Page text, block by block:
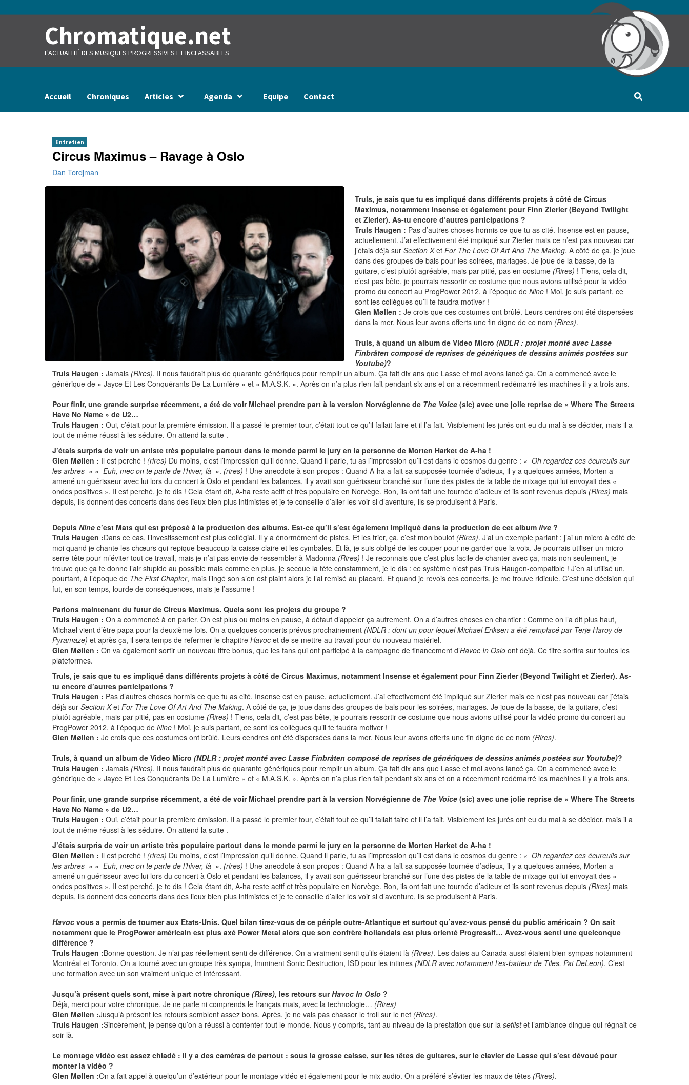
to
Chromatique.net
L'ACTUALITÉ DES MUSIQUES PROGRESSIVES ET INCLASSABLES
Accueil Chroniques Articles Agenda Equipe Contact
Entretien
Circus Maximus – Ravage à Oslo
Dan Tordjman
Truls, je sais que tu es impliqué dans différents projets à côté de Circus
Maximus, notamment Insense et également pour Finn Zierler (Beyond Twilight
et Zierler). As-tu encore d’autres participations ?
Truls Haugen : Pas d’autres choses hormis ce que tu as cité. Insense est en pause,
actuellement. J’ai effectivement été impliqué sur Zierler mais ce n’est pas nouveau car
j’étais déjà sur Section Xet For The Love Of Art And The Making. A côté de ça, je joue
dans des groupes de bals pour les soirées, mariages. Je joue de la basse, de la
guitare, c’est plutôt agréable, mais par pitié, pas en costume (Rires) ! Tiens, cela dit,
c’est pas bête, je pourrais ressortir ce costume que nous avions utilisé pour la vidéo
promo du concert au ProgPower 2012, à l’époque de Nine ! Moi, je suis partant, ce
sont les collègues qu’il te faudra motiver !
Glen Møllen : Je crois que ces costumes ont brûlé. Leurs cendres ont été dispersées
dans la mer. Nous leur avons offerts une fin digne de ce nom (Rires).
Truls, à quand un album de Video Micro (NDLR : projet monté avec Lasse
Finbråten composé de reprises de génériques de dessins animés postées sur
Youtube)?
Truls Haugen : Jamais (Rires). Il nous faudrait plus de quarante génériques pour remplir un album. Ça fait dix ans que Lasse et moi avons lancé ça. On a commencé avec le
générique de « Jayce Et Les Conquérants De La Lumière » et « M.A.S.K. ». Après on n’a plus rien fait pendant six ans et on a récemment redémarré les machines il y a trois ans.
Pour finir, une grande surprise récemment, a été de voir Michael prendre part à la version Norvégienne de The Voice (sic) avec une jolie reprise de « Where The Streets
Have No Name » de U2…
Truls Haugen : Oui, c’était pour la première émission. Il a passé le premier tour, c’était tout ce qu’il fallait faire et il l’a fait. Visiblement les jurés ont eu du mal à se décider, mais il a
tout de même réussi à les séduire. On attend la suite .
J’étais surpris de voir un artiste très populaire partout dans le monde parmi le jury en la personne de Morten Harket de A-ha !
Glen Møllen : Il est perché ! (rires) Du moins, c’est l’impression qu’il donne. Quand il parle, tu as l’impression qu’il est dans le cosmos du genre : « Oh regardez ces écureuils sur
les arbres » « Euh, mec on te parle de l’hiver, là ». (rires) ! Une anecdote à son propos : Quand A-ha a fait sa supposée tournée d’adieux, il y a quelques années, Morten a
amené un guérisseur avec lui lors du concert à Oslo et pendant les balances, il y avait son guérisseur branché sur l’une des pistes de la table de mixage qui lui envoyait des «
ondes positives ». Il est perché, je te dis ! Cela étant dit, A-ha reste actif et très populaire en Norvège. Bon, ils ont fait une tournée d’adieux et ils sont revenus depuis (Rires) mais
depuis, ils donnent des concerts dans des lieux bien plus intimistes et je te conseille d’aller les voir si d’aventure, ils se produisent à Paris.
Depuis Nine c’est Mats qui est préposé à la production des albums. Est-ce qu’il s’est également impliqué dans la production de cet album live ?
Truls Haugen :Dans ce cas, l’investissement est plus collégial. Il y a énormément de pistes. Et les trier, ça, c’est mon boulot (Rires). J’ai un exemple parlant : j’ai un micro à côté de
moi quand je chante les chœurs qui repique beaucoup la caisse claire et les cymbales. Et là, je suis obligé de les couper pour ne garder que la voix. Je pourrais utiliser un micro
serre-tête pour m’éviter tout ce travail, mais je n’ai pas envie de ressembler à Madonna (Rires) ! Je reconnais que c’est plus facile de chanter avec ça, mais non seulement, je
trouve que ça te donne l’air stupide au possible mais comme en plus, je secoue la tête constamment, je le dis : ce système n’est pas Truls Haugen-compatible ! J’en ai utilisé un,
pourtant, à l’époque de The First Chapter, mais l’ingé son s’en est plaint alors je l’ai remisé au placard. Et quand je revois ces concerts, je me trouve ridicule. C’est une décision qui
fut, en son temps, lourde de conséquences, mais je l’assume !
Parlons maintenant du futur de Circus Maximus. Quels sont les projets du groupe ?
Truls Haugen : On a commencé à en parler. On est plus ou moins en pause, à défaut d’appeler ça autrement. On a d’autres choses en chantier : Comme on l’a dit plus haut,
Michael vient d’être papa pour la deuxième fois. On a quelques concerts prévus prochainement (NDLR : dont un pour lequel Michael Eriksen a été remplacé par Terje Haroy de
Pyramaze) et après ça, il sera temps de refermer le chapitre Havoc et de se mettre au travail pour du nouveau matériel.
Glen Møllen : On va également sortir un nouveau titre bonus, que les fans qui ont participé à la campagne de financement d’Havoc In Oslo ont déjà. Ce titre sortira sur toutes les
plateformes.
Truls, je sais que tu es impliqué dans différents projets à côté de Circus Maximus, notamment Insense et également pour Finn Zierler (Beyond Twilight et Zierler). As-
tu encore d’autres participations ?
Truls Haugen : Pas d’autres choses hormis ce que tu as cité. Insense est en pause, actuellement. J’ai effectivement été impliqué sur Zierler mais ce n’est pas nouveau car j’étais
déjà sur Section Xet For The Love Of Art And The Making. A côté de ça, je joue dans des groupes de bals pour les soirées, mariages. Je joue de la basse, de la guitare, c’est
plutôt agréable, mais par pitié, pas en costume (Rires) ! Tiens, cela dit, c’est pas bête, je pourrais ressortir ce costume que nous avions utilisé pour la vidéo promo du concert au
ProgPower 2012, à l’époque de Nine ! Moi, je suis partant, ce sont les collègues qu’il te faudra motiver !
Glen Møllen : Je crois que ces costumes ont brûlé. Leurs cendres ont été dispersées dans la mer. Nous leur avons offerts une fin digne de ce nom (Rires).
Truls, à quand un album de Video Micro (NDLR : projet monté avec Lasse Finbråten composé de reprises de génériques de dessins animés postées sur Youtube)?
Truls Haugen : Jamais (Rires). Il nous faudrait plus de quarante génériques pour remplir un album. Ça fait dix ans que Lasse et moi avons lancé ça. On a commencé avec le
générique de « Jayce Et Les Conquérants De La Lumière » et « M.A.S.K. ». Après on n’a plus rien fait pendant six ans et on a récemment redémarré les machines il y a trois ans.
Pour finir, une grande surprise récemment, a été de voir Michael prendre part à la version Norvégienne de The Voice (sic) avec une jolie reprise de « Where The Streets
Have No Name » de U2…
Truls Haugen : Oui, c’était pour la première émission. Il a passé le premier tour, c’était tout ce qu’il fallait faire et il l’a fait. Visiblement les jurés ont eu du mal à se décider, mais il a
tout de même réussi à les séduire. On attend la suite .
J’étais surpris de voir un artiste très populaire partout dans le monde parmi le jury en la personne de Morten Harket de A-ha !
Glen Møllen : Il est perché ! (rires) Du moins, c’est l’impression qu’il donne. Quand il parle, tu as l’impression qu’il est dans le cosmos du genre : « Oh regardez ces écureuils sur
les arbres » « Euh, mec on te parle de l’hiver, là ». (rires) ! Une anecdote à son propos : Quand A-ha a fait sa supposée tournée d’adieux, il y a quelques années, Morten a
amené un guérisseur avec lui lors du concert à Oslo et pendant les balances, il y avait son guérisseur branché sur l’une des pistes de la table de mixage qui lui envoyait des «
ondes positives ». Il est perché, je te dis ! Cela étant dit, A-ha reste actif et très populaire en Norvège. Bon, ils ont fait une tournée d’adieux et ils sont revenus depuis (Rires) mais
depuis, ils donnent des concerts dans des lieux bien plus intimistes et je te conseille d’aller les voir si d’aventure, ils se produisent à Paris.
Havoc vous a permis de tourner aux Etats-Unis. Quel bilan tirez-vous de ce périple outre-Atlantique et surtout qu’avez-vous pensé du public américain ? On sait
notamment que le ProgPower américain est plus axé Power Metal alors que son confrère hollandais est plus orienté Progressif… Avez-vous senti une quelconque
différence ?
Truls Haugen :Bonne question. Je n’ai pas réellement senti de différence. On a vraiment senti qu’ils étaient là (Rires). Les dates au Canada aussi étaient bien sympas notamment
Montréal et Toronto. On a tourné avec un groupe très sympa, Imminent Sonic Destruction, ISD pour les intimes (NDLR avec notamment l’ex-batteur de Tiles, Pat DeLeon). C’est
une formation avec un son vraiment unique et intéressant.
Jusqu’à présent quels sont, mise à part notre chronique (Rires), les retours surHavoc In Oslo ?
Déjà, merci pour votre chronique. Je ne parle ni comprends le français mais, avec la technologie… (Rires)
Glen Møllen :Jusqu’à présent les retours semblent assez bons. Après, je ne vais pas chasser le troll sur le net (Rires).
Truls Haugen :Sincèrement, je pense qu’on a réussi à contenter tout le monde. Nous y compris, tant au niveau de la prestation que sur la setlistet l’ambiance dingue qui régnait ce
soir-là.
Le montage vidéo est assez chiadé : il y a des caméras de partout : sous la grosse caisse, sur les têtes de guitares, sur le clavier de Lasse qui s’est dévoué pour
monter la vidéo ?
Glen Møllen :On a fait appel à quelqu’un d’extérieur pour le montage vidéo et également pour le mix audio. On a préféré s’éviter les maux de têtes (Rires).